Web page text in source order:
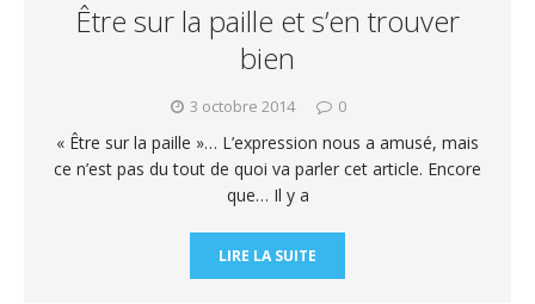
Être sur la paille et s’en trouver
bien
3 octobre 2014 0
« Être sur la paille »… L’expression nous a amusé, mais
ce n’est pas du tout de quoi va parler cet article. Encore
que… Il y a
LIRE LA SUITE